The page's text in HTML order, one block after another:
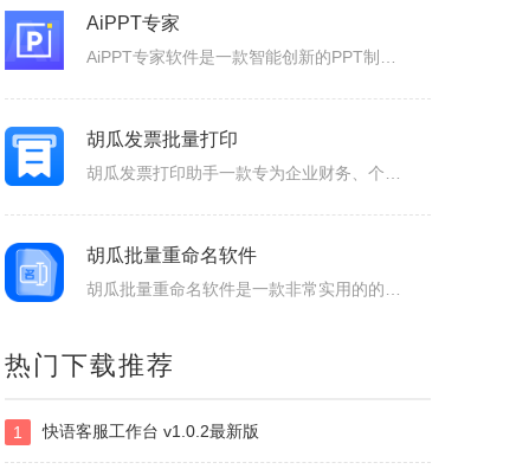
博微电力建设工程计价通E2
热门下载推荐
1 快语客服工作台 v1.0.2最新版